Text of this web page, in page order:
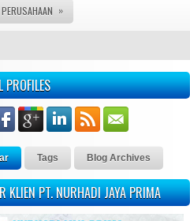
»
VISA DAN JASA LEGAL
PROFILES
Tags Blog Archives
KLIEN PT. NURHADI JAYA PRIMA